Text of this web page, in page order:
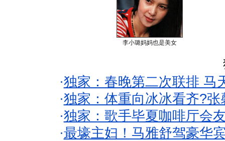
李小璐妈妈也是美女
·独家：春晚第二次联排 马
·独家：体重向冰冰看齐?
·独家：歌手毕夏咖啡厅会
·最壕主妇！马雅舒驾豪华